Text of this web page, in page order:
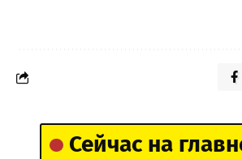
Сейчас на